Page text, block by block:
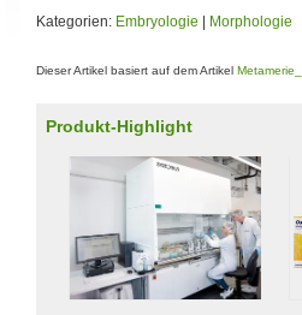
Kategorien: Embryologie Morphologie
Dieser Artikel basiert auf dem Artikel
Produkt-Highlight